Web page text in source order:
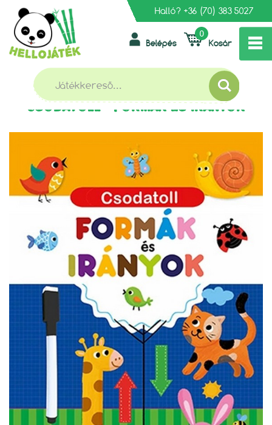
Halló? +36 (70) 383 5027
Kosár
0
Belépés
FŐOLDAL » KÖNYV, FOGLALKOZTATÓ, DIAFILM
FOGLALKOZTATÓ FÜZETEK »
CSODATOLL - FORMÁK ÉS IRÁNYOK
CSODATOLL - FORMÁK ÉS IRÁNYOK